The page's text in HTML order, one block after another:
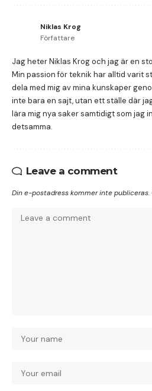
Niklas Krog
Författare
Jag heter Niklas Krog och jag är en
Min passion för teknik har alltid varit
dela med mig av mina kunskaper
inte bara en sajt, utan ett ställe där
lära mig nya saker samtidigt som jag
detsamma.
Leave a comment
Din e-postadress kommer inte publiceras.